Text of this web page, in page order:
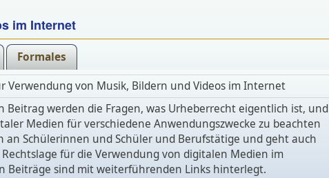
im Internet
Formales
Verwendung von Musik, Bildern und Videos im Internet
Beitrag werden die Fragen, was Urheberrecht eigentlich ist, und
Medien für verschiedene Anwendungszwecke zu beachten
an Schülerinnen und Schüler und Berufstätige und geht auch
für die Verwendung von digitalen Medien im
Beiträge sind mit weiterführenden Links hinterlegt.